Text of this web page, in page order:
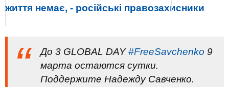
життя немає, - російські правозахисники
До 3 GLOBAL DAY#FreeSavchenko 9
марта остаются сутки.
Поддержите Надежду Савченко.